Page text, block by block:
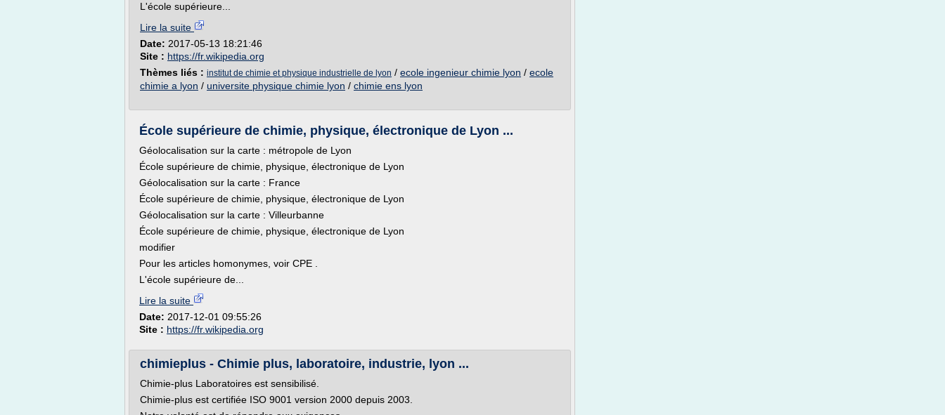
L'école supérieure...
Lire la suite
Date: 2017-05-13 18:21:46
Site : https://fr.wikipedia.org
Thèmes liés : institut de chimie et physique industrielle de lyon / ecole ingenieur chimie lyon / ecole
chimie a lyon / universite physique chimie lyon / chimie ens lyon
École supérieure de chimie, physique, électronique de Lyon ...
Géolocalisation sur la carte : métropole de Lyon
École supérieure de chimie, physique, électronique de Lyon
Géolocalisation sur la carte : France
École supérieure de chimie, physique, électronique de Lyon
Géolocalisation sur la carte : Villeurbanne
École supérieure de chimie, physique, électronique de Lyon
modifier
Pour les articles homonymes, voir CPE .
L'école supérieure de...
Lire la suite
Date: 2017-12-01 09:55:26
Site : https://fr.wikipedia.org
chimieplus - Chimie plus, laboratoire, industrie, lyon ...
Chimie-plus Laboratoires est sensibilisé.
Chimie-plus est certifiée ISO 9001 version 2000 depuis 2003.